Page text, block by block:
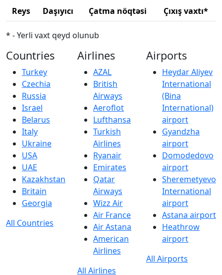
Reys Daşıyıcı Çatma nöqtəsi Çıxış vaxtı*
* - Yerli vaxt qeyd olunub
Countries
Turkey
Czechia
Russia
Israel
Belarus
Italy
Ukraine
USA
UAE
Kazakhstan
Britain
Georgia
All Countries
Airlines
AZAL
British
Airways
Aeroflot
Lufthansa
Turkish
Airlines
Ryanair
Emirates
Qatar
Airways
Wizz Air
Air France
Air Astana
American
Airlines
All Airlines
Airports
Heydar Aliyev
International
(Bina
International)
airport
Gyandzha
airport
Domodedovo
airport
Sheremetyevo
International
airport
Astana airport
Heathrow
airport
All Airports